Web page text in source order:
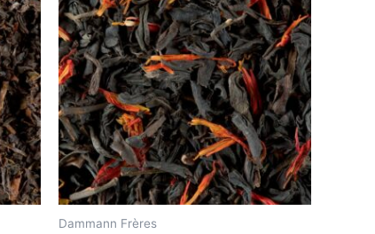
Dammann Frères